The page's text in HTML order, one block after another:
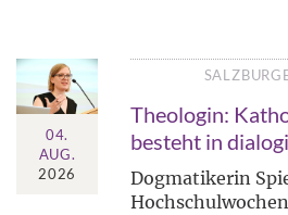
04.
AUG.
2026
Theologin:
besteht in
Dogmatikerin